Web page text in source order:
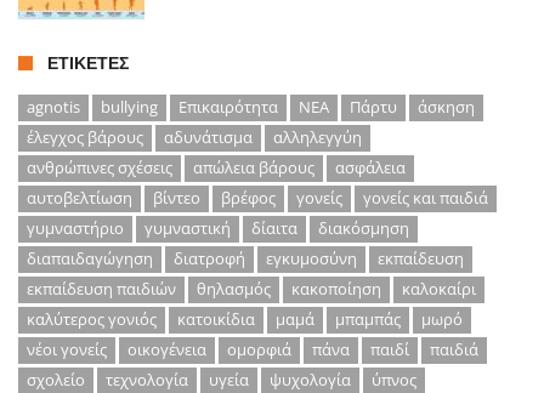
ΕΤΙΚΈΤΕΣ
agnotis
bullying Επικαιρότητα ΝΕΑ Πάρτυ
άσκηση
έλεγχος βάρους
αδυνάτισμα
αλληλεγγύη
ανθρώπινες σχέσεις
απώλεια βάρους
ασφάλεια
αυτοβελτίωση
βίντεο βρέφος γονείς
γονείς και παιδιά
γυμναστήριο
γυμναστική δίαιτα
διακόσμηση
διαπαιδαγώγηση
διατροφή εγκυμοσύνη
εκπαίδευση
εκπαίδευση παιδιών
θηλασμός κακοποίηση
καλοκαίρι
καλύτερος γονιός
κατοικίδια μαμά μπαμπάς
μωρό
νέοι γονείς
οικογένεια ομορφιά πάνα παιδί
παιδιά
σχολείο
τεχνολογία υγεία ψυχολογία ύπνος